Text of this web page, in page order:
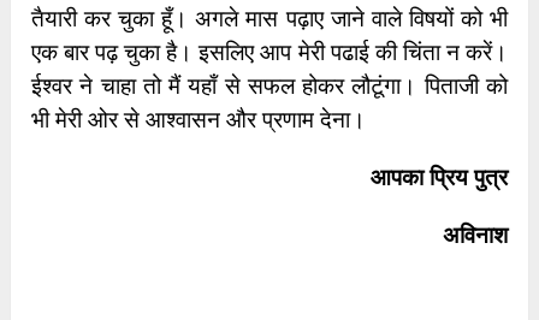
तैयारी कर चुका हूँ। अगले मास पढ़ाए जाने वाले विषयों को भी
एक बार पढ़ चुका है। इसलिए आप मेरी पढाई की चिंता न करें।
ईश्वर ने चाहा तो मैं यहाँ से सफल होकर लौटूंगा। पिताजी को
भी मेरी ओर से आश्वासन और प्रणाम देना।
आपका प्रिय पुत्र
अविनाश